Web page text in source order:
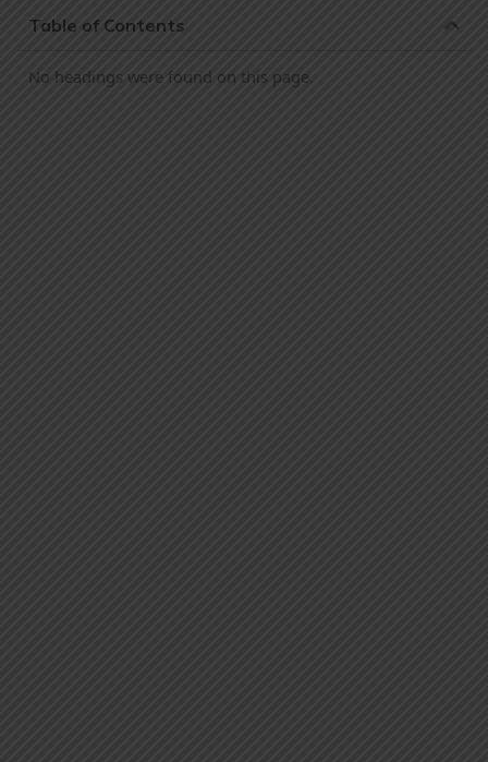
Table of Contents
No headings were found on this page.